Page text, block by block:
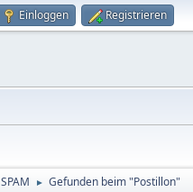
Einloggen Registrieren
SPAM ► Gefunden beim "Postillon"